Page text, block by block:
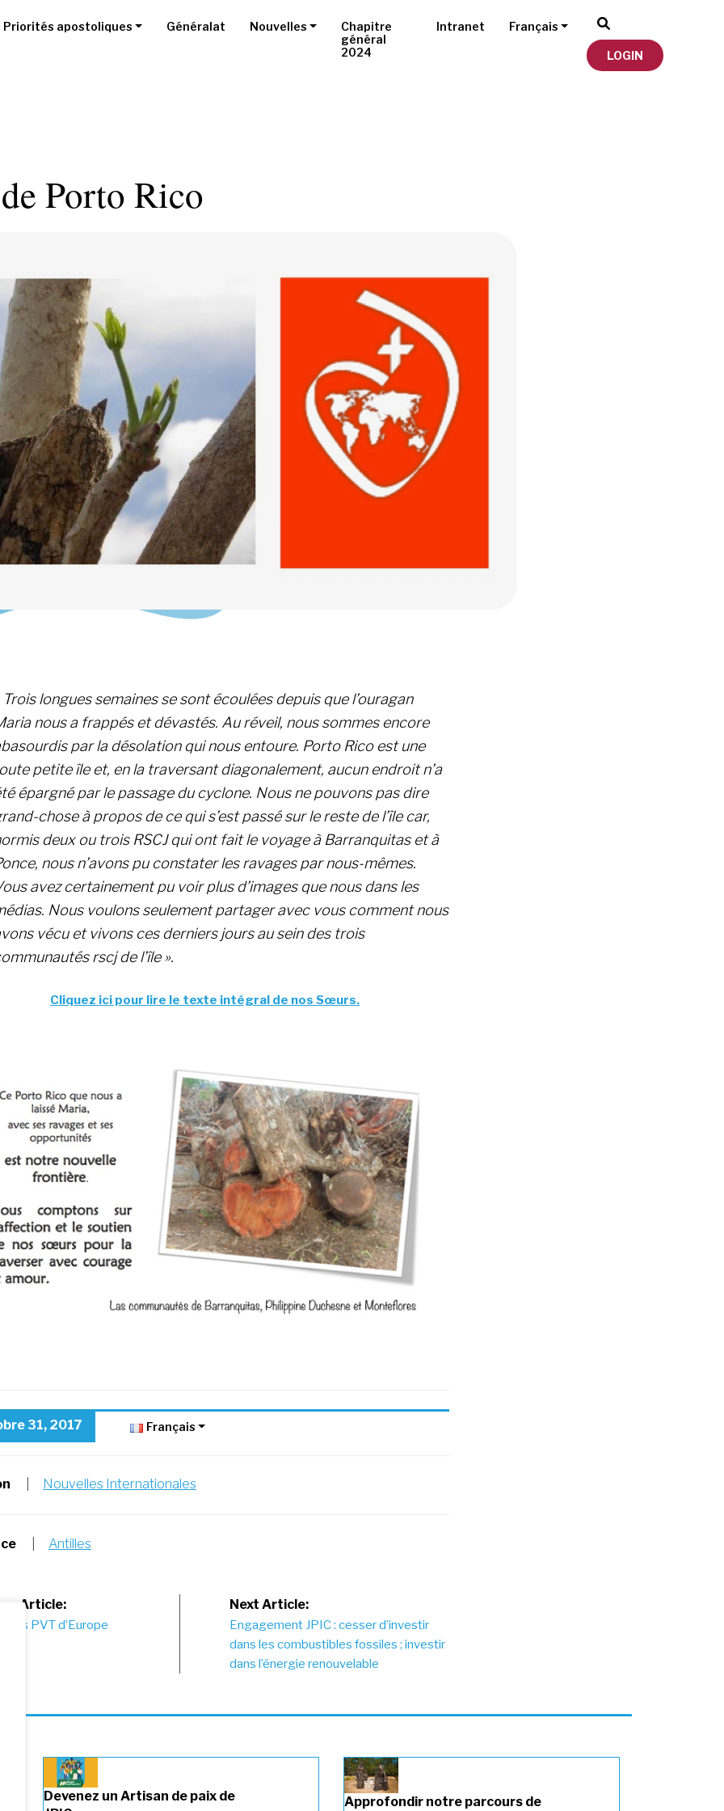
Priorités apostoliques Généralat Nouvelles
Chapitre
général
2024
Intranet Français
LOGIN
Porto Rico
Trois longues semaines se sont écoulées depuis que l’ouragan
nous a frappés et dévastés. Au réveil, nous sommes encore
par la désolation qui nous entoure. Porto Rico est une
petite île et, en la traversant diagonalement, aucun endroit n’a
épargné par le passage du cyclone. Nous ne pouvons pas dire
chose à propos de ce qui s’est passé sur le reste de l’île car,
deux ou trois RSCJ qui ont fait le voyage à Barranquitas et à
nous n’avons pu constater les ravages par nous-mêmes.
avez certainement pu voir plus d’images que nous dans les
Nous voulons seulement partager avec vous comment nous
vécu et vivons ces derniers jours au sein des trois
rscj de l’île ».
Cliquez ici pour lire le texte intégral de nos Sœurs.
31, 2017 Français
Nouvelles Internationales
Antilles
Article:
des PVT d’Europe
Next Article:
Engagement JPIC : cesser d’investir
dans les combustibles fossiles ; investir
dans l’énergie renouvelable
Devenez un Artisan de paix de
Approfondir notre parcours de